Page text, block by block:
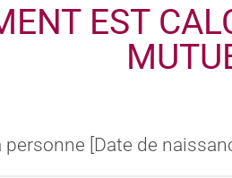
EST
personne [Date de